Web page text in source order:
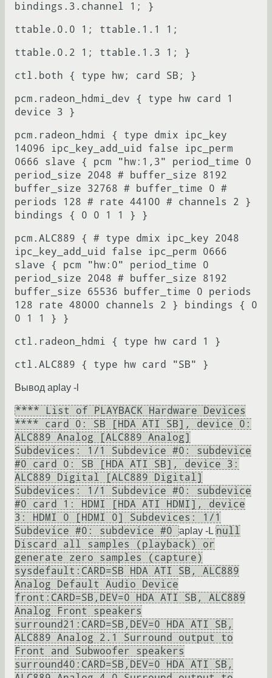
bindings.3.channel 1; }
ttable.0.0 1; ttable.1.1 1;
ttable.0.2 1; ttable.1.3 1; }
ctl.both { type hw; card SB; }
pcm.radeon_hdmi_dev { type hw card 1
device 3 }
pcm.radeon_hdmi { type dmix ipc_key
14096 ipc_key_add_uid false ipc_perm
0666 slave { pcm "hw:1,3" period_time 0
period_size 2048 # buffer_size 8192
buffer_size 32768 # buffer_time 0 #
periods 128 # rate 44100 # channels 2 }
bindings { 0 0 1 1 } }
pcm.ALC889 { # type dmix ipc_key 2048
ipc_key_add_uid false ipc_perm 0666
slave { pcm "hw:0" period_time 0
period_size 2048 # buffer_size 8192
buffer_size 65536 buffer_time 0 periods
128 rate 48000 channels 2 } bindings { 0
0 1 1 } }
ctl.radeon_hdmi { type hw card 1 }
ctl.ALC889 { type hw card "SB" }
Вывод aplay -l
**** List of PLAYBACK Hardware Devices
**** card 0: SB [HDA ATI SB], device 0:
ALC889 Analog [ALC889 Analog]
Subdevices: 1/1 Subdevice #0: subdevice
#0 card 0: SB [HDA ATI SB], device 3:
ALC889 Digital [ALC889 Digital]
Subdevices: 1/1 Subdevice #0: subdevice
#0 card 1: HDMI [HDA ATI HDMI], device
3: HDMI 0 [HDMI 0] Subdevices: 1/1
Subdevice #0: subdevice #0
aplay -L null
Discard all samples (playback) or
generate zero samples (capture)
sysdefault:CARD=SB HDA ATI SB, ALC889
Analog Default Audio Device
front:CARD=SB,DEV=0 HDA ATI SB, ALC889
Analog Front speakers
surround21:CARD=SB,DEV=0 HDA ATI SB,
ALC889 Analog 2.1 Surround output to
Front and Subwoofer speakers
surround40:CARD=SB,DEV=0 HDA ATI SB,